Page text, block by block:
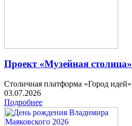
Проект «Музейная столица»
Столичная платформа «Город идей»
03.07.2026
Подробнее